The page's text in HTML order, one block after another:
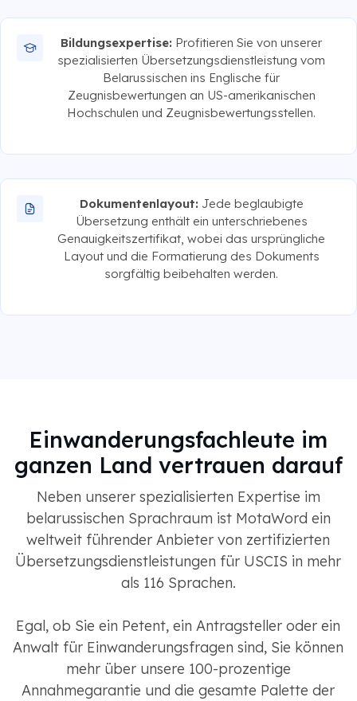
Bildungsexpertise: Profitieren Sie von unserer
spezialisierten Übersetzungsdienstleistung vom
Belarussischen ins Englische für
Zeugnisbewertungen an US-amerikanischen
Hochschulen und Zeugnisbewertungsstellen.
Dokumentenlayout: Jede beglaubigte
Übersetzung enthält ein unterschriebenes
Genauigkeitszertifikat, wobei das ursprüngliche
Layout und die Formatierung des Dokuments
sorgfältig beibehalten werden.
Einwanderungsfachleute im
ganzen Land vertrauen darauf
Neben unserer spezialisierten Expertise im
belarussischen Sprachraum ist MotaWord ein
weltweit führender Anbieter von zertifizierten
Übersetzungsdienstleistungen für USCIS in mehr
als 116 Sprachen.
Egal, ob Sie ein Petent, ein Antragsteller oder ein
Anwalt für Einwanderungsfragen sind, Sie können
mehr über unsere 100-prozentige
Annahmegarantie und die gesamte Palette der